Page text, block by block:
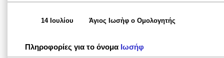
14 Ιουλίου Άγιος Ιωσὴφ ο Ομολογητής
Πληροφορίες για το όνομα Ιωσήφ